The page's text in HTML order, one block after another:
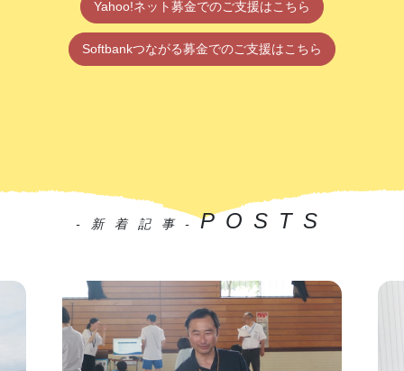
Yahoo!ネット募金でのご支援はこちら
Softbankつながる募金でのご支援はこちら
-新着記事-POSTS